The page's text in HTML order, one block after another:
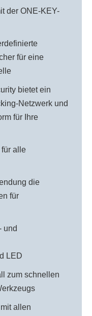
der ONE-KEY-
für eine
bietet ein
Netzwerk und
für Ihre
alle
die
für
und
LED
zum schnellen
allen